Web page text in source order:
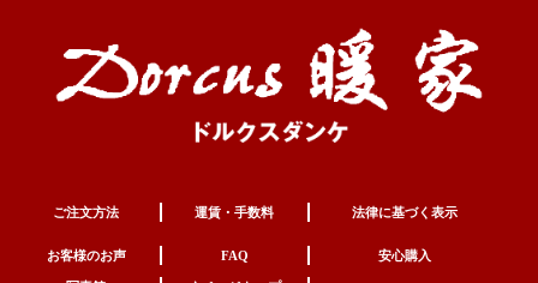
ご注文方法 運賃・手数料 法律に基づく表示
お客様のお声 FAQ 安心購入